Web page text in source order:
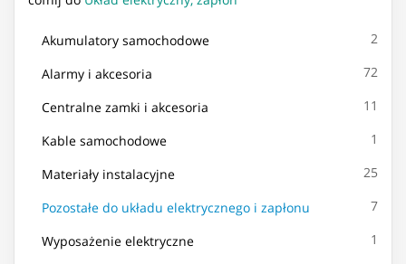
Akumulatory samochodowe 2
Alarmy i akcesoria 72
Centralne zamki i akcesoria 11
Kable samochodowe 1
Materiały instalacyjne 25
Pozostałe do układu elektrycznego i zapłonu 7
Wyposażenie elektryczne 1